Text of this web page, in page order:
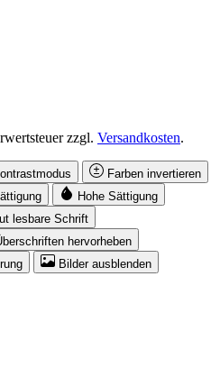
zzgl. Versandkosten.
Farben invertieren
Hohe Sättigung
lesbare Schrift
hervorheben
Bilder ausblenden